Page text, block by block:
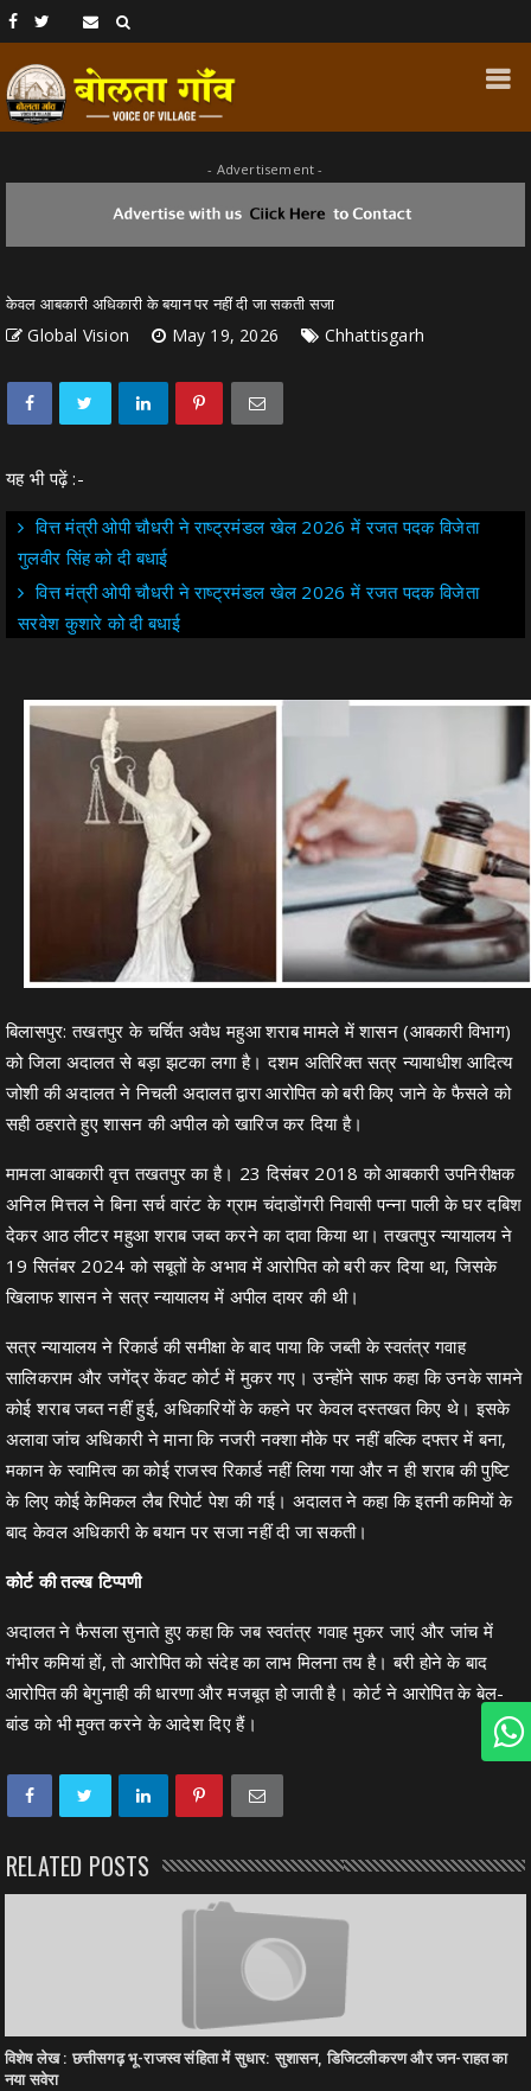
- Advertisement -
केवल आबकारी अधिकारी के बयान पर नहीं दी जा सकती सजा
Global Vision May 19, 2026 Chhattisgarh
यह भी पढ़ें :-
वित्त मंत्री ओपी चौधरी ने राष्ट्रमंडल खेल 2026 में रजत पदक विजेता
गुलवीर सिंह को दी बधाई
वित्त मंत्री ओपी चौधरी ने राष्ट्रमंडल खेल 2026 में रजत पदक विजेता
सरवेश कुशारे को दी बधाई
बिलासपुर: तखतपुर के चर्चित अवैध महुआ शराब मामले में शासन (आबकारी विभाग)
को जिला अदालत से बड़ा झटका लगा है। दशम अतिरिक्त सत्र न्यायाधीश आदित्य
जोशी की अदालत ने निचली अदालत द्वारा आरोपित को बरी किए जाने के फैसले को
सही ठहराते हुए शासन की अपील को खारिज कर दिया है।
मामला आबकारी वृत्त तखतपुर का है। 23 दिसंबर 2018 को आबकारी उपनिरीक्षक
अनिल मित्तल ने बिना सर्च वारंट के ग्राम चंदाडोंगरी निवासी पन्ना पाली के घर दबिश
देकर आठ लीटर महुआ शराब जब्त करने का दावा किया था। तखतपुर न्यायालय ने
19 सितंबर 2024 को सबूतों के अभाव में आरोपित को बरी कर दिया था, जिसके
खिलाफ शासन ने सत्र न्यायालय में अपील दायर की थी।
सत्र न्यायालय ने रिकार्ड की समीक्षा के बाद पाया कि जब्ती के स्वतंत्र गवाह
सालिकराम और जगेंद्र केंवट कोर्ट में मुकर गए। उन्होंने साफ कहा कि उनके सामने
कोई शराब जब्त नहीं हुई, अधिकारियों के कहने पर केवल दस्तखत किए थे। इसके
अलावा जांच अधिकारी ने माना कि नजरी नक्शा मौके पर नहीं बल्कि दफ्तर में बना,
मकान के स्वामित्व का कोई राजस्व रिकार्ड नहीं लिया गया और न ही शराब की पुष्टि
के लिए कोई केमिकल लैब रिपोर्ट पेश की गई। अदालत ने कहा कि इतनी कमियों के
बाद केवल अधिकारी के बयान पर सजा नहीं दी जा सकती।
कोर्ट की तल्ख टिप्पणी
अदालत ने फैसला सुनाते हुए कहा कि जब स्वतंत्र गवाह मुकर जाएं और जांच में
गंभीर कमियां हों, तो आरोपित को संदेह का लाभ मिलना तय है। बरी होने के बाद
आरोपित की बेगुनाही की धारणा और मजबूत हो जाती है। कोर्ट ने आरोपित के बेल-
बांड को भी मुक्त करने के आदेश दिए हैं।
RELATED POSTS
विशेष लेख : छत्तीसगढ़ भू-राजस्व संहिता में सुधार: सुशासन, डिजिटलीकरण और जन-राहत का
नया सवेरा